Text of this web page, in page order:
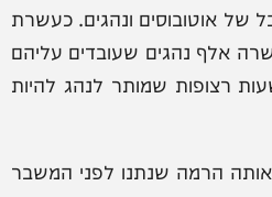
של אוטובוסים ונהגים. כעשרת
אלף נהגים שעובדים עליהם
רצופות שמותר לנהג להיות
הרמה שנתנו לפני המשבר